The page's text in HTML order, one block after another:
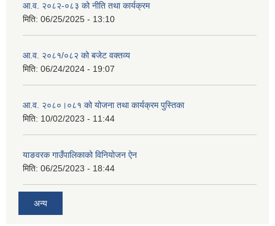
आ.व. २०८२-०८३ को नीति तथा कार्यक्रम
मिति: 06/25/2025 - 13:10
आ.व. २०८१/०८२ को बजेट वक्तव्य
मिति: 06/24/2024 - 19:07
आ.व. २०८०।०८१ को योजना तथा कार्यक्रम पुस्तिका
मिति: 10/02/2023 - 11:44
याङवरक गाउँपालिकाको विनियोजन ऐन
मिति: 06/25/2023 - 18:44
अन्य